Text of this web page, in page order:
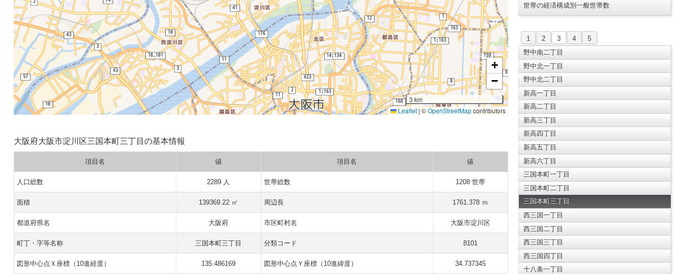
+
−
3 km
Leaflet | ©OpenStreetMapcontributors
大阪府大阪市淀川区三国本町三丁目の基本情報
項目名 値 項目名 値
人口総数 2289 人 世帯総数 1208 世帯
面積 139369.22 ㎡ 周辺長 1761.378 ｍ
都道府県名 大阪府 市区町村名 大阪市淀川区
町丁・字等名称 三国本町三丁目 分類コード 8101
図形中心点Ｘ座標（10進経度） 135.486169 図形中心点Ｙ座標（10進緯度） 34.737345
世帯の経済構成別一般世帯数
1 2 3 4
5
野中南二丁目
野中北一丁目
野中北二丁目
新高一丁目
新高二丁目
新高三丁目
新高四丁目
新高五丁目
新高六丁目
三国本町一丁目
三国本町二丁目
三国本町三丁目
西三国一丁目
西三国二丁目
西三国三丁目
西三国四丁目
十八条一丁目